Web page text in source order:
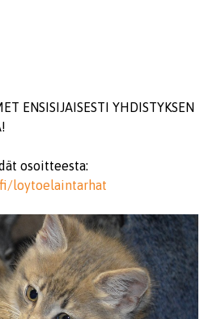
ENSISIJAISESTI YHDISTYKSEN
osoitteesta:
loytoelaintarhat